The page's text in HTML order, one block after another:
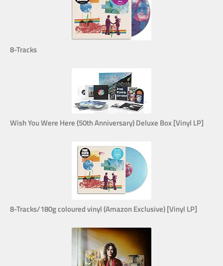
8-Tracks
Wish You Were Here (50th Anniversary) Deluxe Box [Vinyl LP]
8-Tracks/180g coloured vinyl (Amazon Exclusive) [Vinyl LP]